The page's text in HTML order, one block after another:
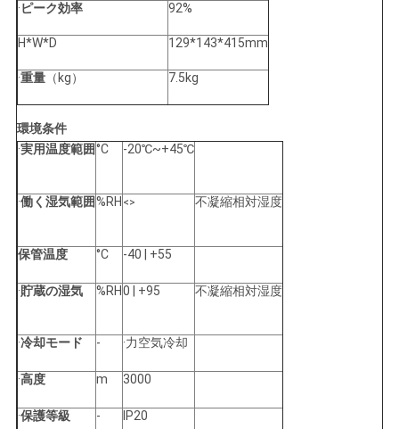
·ピーク効率 92%
H*W*D 129*143*415mm
·重量（kg） 7.5kg
環境条件
·実用温度範囲°C -20℃~+45℃
·働く湿気範囲%RH <> 不凝縮相対湿度
保管温度 °C -40 | +55
·貯蔵の湿気 %RH0 | +95 不凝縮相対湿度
·冷却モード - ·力空気冷却
·高度 m 3000
·保護等級 - IP20